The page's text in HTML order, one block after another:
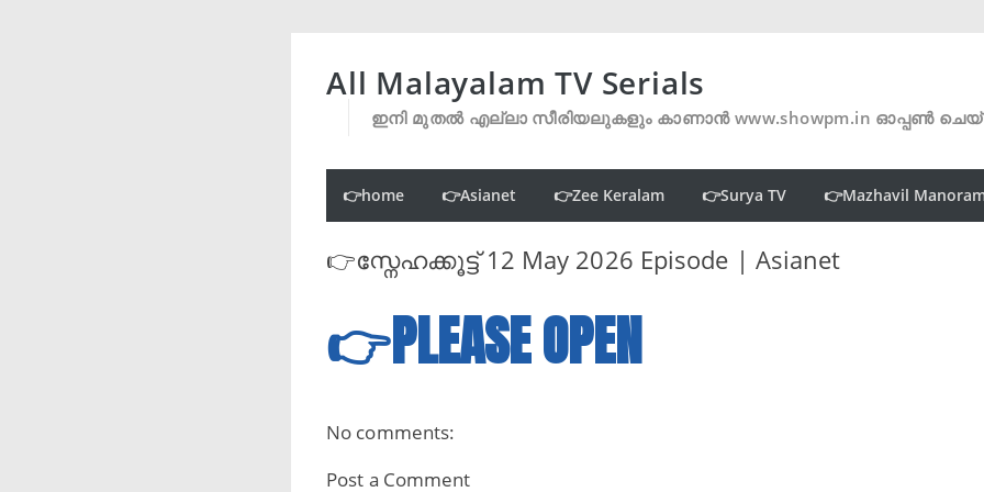
All Malayalam TV Serials
ഇനി മുതൽ എല്ലാ സീരിയലുകളും കാണാൻ www.showpm.in ഓപ്പൺ
👉home 👉Asianet 👉Zee Keralam 👉Surya TV 👉Mazhavil
👉സ്നേഹക്കൂട്ട് 12 May 2026 Episode | Asianet
👉PLEASE OPEN
No comments:
Post a Comment